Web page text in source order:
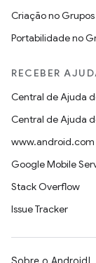
Criação no
Portabilidade no
RECEBER
Central de Ajuda
Central de Ajuda
www.android.com
Google Mobile
Stack Overflow
Issue Tracker